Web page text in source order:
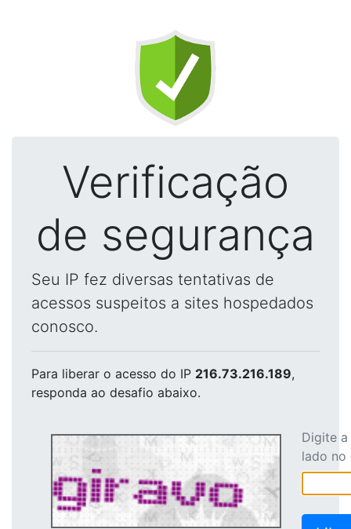
Verificação
de segurança
Seu IP fez diversas tentativas de
acessos suspeitos a sites hospedados
conosco.
Para liberar o acesso do IP 216.73.216.189,
responda ao desafio abaixo.
Digite
lado no